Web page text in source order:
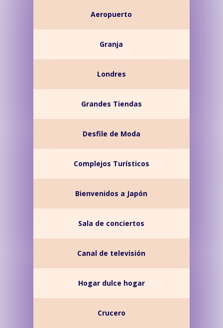
Aeropuerto
Granja
Londres
Grandes Tiendas
Desfile de Moda
Complejos Turísticos
Bienvenidos a Japón
Sala de conciertos
Canal de televisión
Hogar dulce hogar
Crucero